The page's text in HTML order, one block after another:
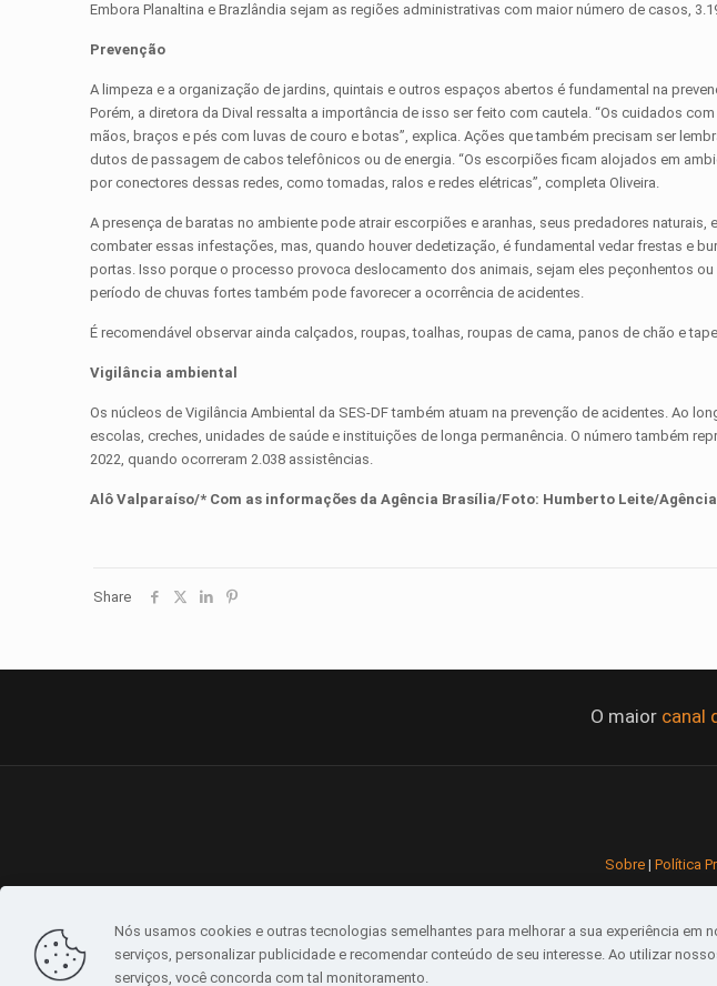
Embora Planaltina e Brazlândia sejam as regiões administrativas com maior número de casos,
Prevenção
A limpeza e a organização de jardins, quintais e outros espaços abertos é fundamental na
Porém, a diretora da Dival ressalta a importância de isso ser feito com cautela. “Os cuidados
mãos, braços e pés com luvas de couro e botas”, explica. Ações que também precisam ser
dutos de passagem de cabos telefônicos ou de energia. “Os escorpiões ficam alojados em
por conectores dessas redes, como tomadas, ralos e redes elétricas”, completa Oliveira.
A presença de baratas no ambiente pode atrair escorpiões e aranhas, seus predadores
combater essas infestações, mas, quando houver dedetização, é fundamental vedar frestas e
portas. Isso porque o processo provoca deslocamento dos animais, sejam eles peçonhentos
período de chuvas fortes também pode favorecer a ocorrência de acidentes.
É recomendável observar ainda calçados, roupas, toalhas, roupas de cama, panos de chão e
Vigilância ambiental
Os núcleos de Vigilância Ambiental da SES-DF também atuam na prevenção de acidentes. Ao
escolas, creches, unidades de saúde e instituições de longa permanência. O número também
2022, quando ocorreram 2.038 assistências.
Alô Valparaíso/* Com as informações da Agência Brasília/Foto: Humberto Leite/
Share
O maior canal
Sobre | Política
Nós usamos cookies e outras tecnologias semelhantes para melhorar a sua experiência em
serviços, personalizar publicidade e recomendar conteúdo de seu interesse. Ao utilizar
serviços, você concorda com tal monitoramento.